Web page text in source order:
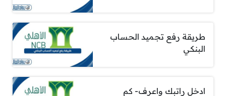
طريقة رفع تجميد الحساب
البنكي
ادخل راتبك واعرف- كم